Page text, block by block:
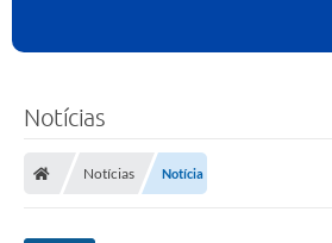
Notícias
Notícias Notícia